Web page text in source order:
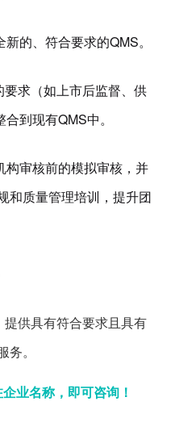
的、符合要求的QMS。
求（如上市后监督、供
到现有QMS中。
构审核前的模拟审核，并
和质量管理培训，提升团
提供具有符合要求且具有
。
业名称，即可咨询！